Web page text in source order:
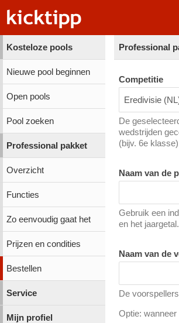
Kosteloze pools
Nieuwe pool beginnen
Open pools
Pool zoeken
Professional pakket
Overzicht
Functies
Zo eenvoudig gaat het
Prijzen en condities
Bestellen
Service
Mijn profiel
Professional
Competitie
Eredivisie
De
wedstrijden
(bijv. 6e
Naam van de
Gebruik een
en het
Naam van de
De
Optie: